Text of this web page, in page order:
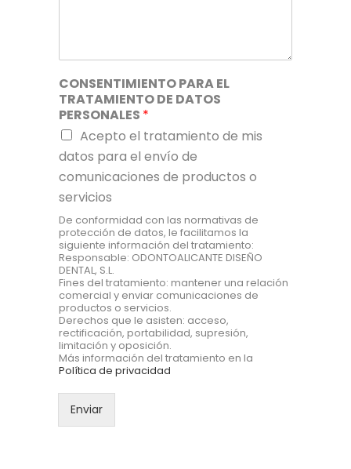
CONSENTIMIENTO PARA EL
TRATAMIENTO DE DATOS
PERSONALES *
Acepto el tratamiento de mis
datos para el envío de
comunicaciones de productos o
servicios
De conformidad con las normativas de
protección de datos, le facilitamos la
siguiente información del tratamiento:
Responsable: ODONTOALICANTE DISEÑO
DENTAL, S.L.
Fines del tratamiento: mantener una relación
comercial y enviar comunicaciones de
productos o servicios.
Derechos que le asisten: acceso,
rectificación, portabilidad, supresión,
limitación y oposición.
Más información del tratamiento en la
Política de privacidad
Enviar